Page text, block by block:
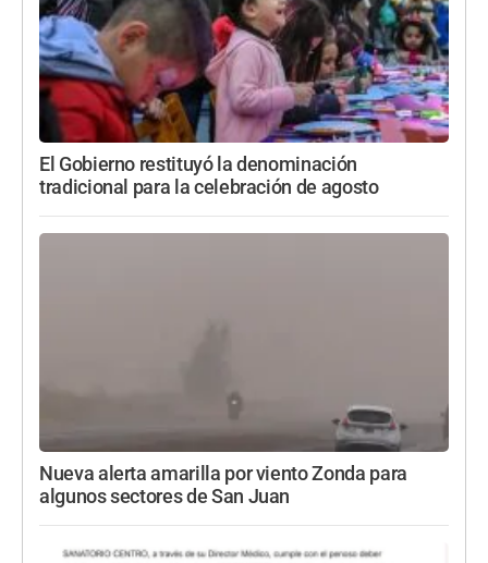
El Gobierno restituyó la denominación
tradicional para la celebración de agosto
Nueva alerta amarilla por viento Zonda para
algunos sectores de San Juan